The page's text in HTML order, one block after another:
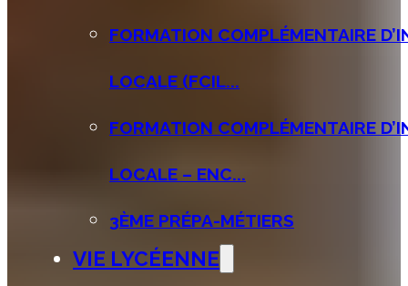
FORMATION COMPLÉMENTAIRE
LOCALE (FCIL...
FORMATION COMPLÉMENTAIRE
LOCALE – ENC...
3ÈME PRÉPA-MÉTIERS
VIE LYCÉENNE